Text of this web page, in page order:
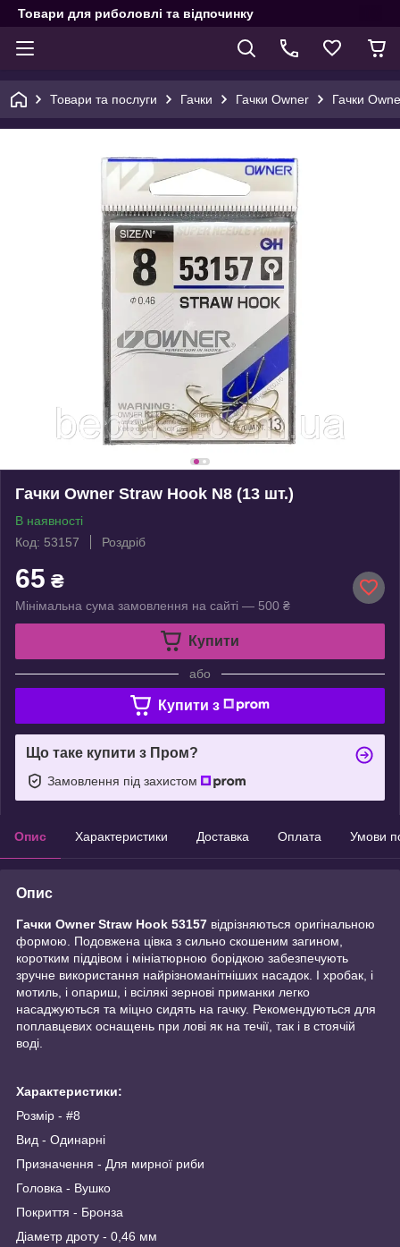
Товари для риболовлі та відпочинку
Товари та послуги Гачки Гачки Owner Гачки
Гачки Owner Straw Hook N8 (13 шт.)
В наявності
Код: 53157
Роздріб
65 ₴
Мінімальна сума замовлення на сайті — 500 ₴
Купити
або
Купити з
Що таке купити з Пром?
Замовлення під захистом
Опис Характеристики Доставка Оплата Умови
Опис
Гачки Owner Straw Hook 53157 відрізняються оригінальною
формою. Подовжена цівка з сильно скошеним загином,
коротким піддівом і мініатюрною борідкою забезпечують
зручне використання найрізноманітніших насадок. І хробак, і
мотиль, і опариш, і всілякі зернові приманки легко
насаджуються та міцно сидять на гачку. Рекомендуються для
поплавцевих оснащень при лові як на течії, так і в стоячій
воді.
Характеристики:
Розмір - #8
Вид - Одинарні
Призначення - Для мирної риби
Головка - Вушко
Покриття - Бронза
Діаметр дроту - 0,46 мм